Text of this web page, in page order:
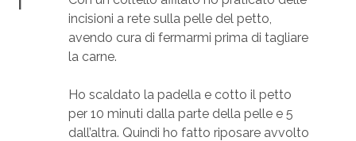
incisioni a rete sulla pelle del petto,
avendo cura di fermarmi prima di tagliare
la carne.
Ho scaldato la padella e cotto il petto
per 10 minuti dalla parte della pelle e 5
dall’altra. Quindi ho fatto riposare avvolto